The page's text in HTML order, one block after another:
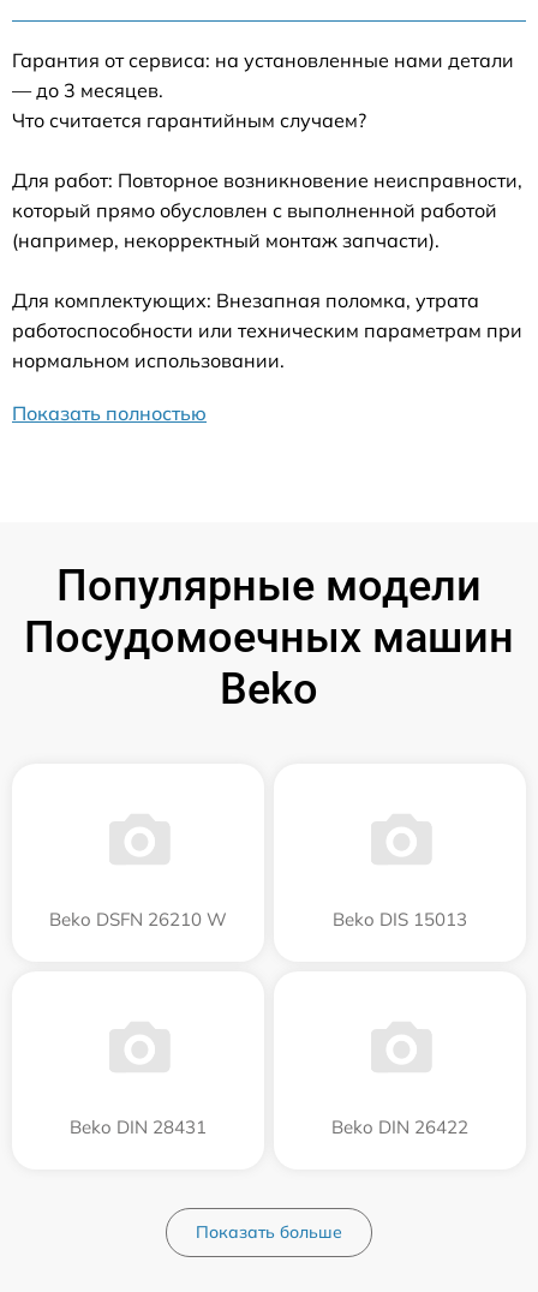
Гарантия от сервиса: на установленные нами детали
— до 3 месяцев.
Что считается гарантийным случаем?
Для работ: Повторное возникновение неисправности,
который прямо обусловлен с выполненной работой
(например, некорректный монтаж запчасти).
Для комплектующих: Внезапная поломка, утрата
работоспособности или техническим параметрам при
нормальном использовании.
Показать полностью
Популярные модели
Посудомоечных машин
Beko
Beko DSFN 26210 W Beko DIS 15013
Beko DIN 28431 Beko DIN 26422
Показать больше